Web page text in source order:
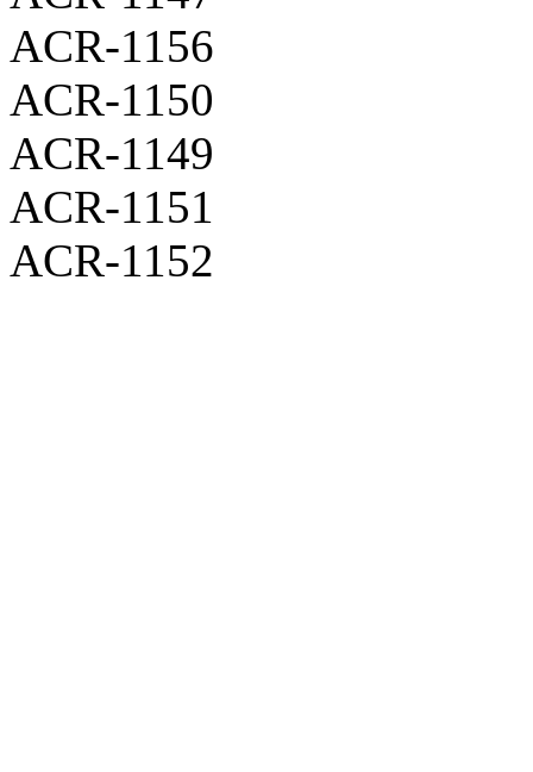
ACR-1156
ACR-1150
ACR-1149
ACR-1151
ACR-1152